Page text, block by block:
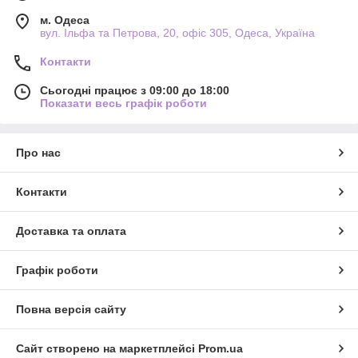
підтримувати стабільну наявність ходових позицій,
збільшувати середній чек та формувати комплексні
елементами.
Брошкіна», ви отримуєте ліквідний товар з високою
оборотністю та потенціалом стабільного продажу на
м. Одеса
вул. Ільфа та Петрова, 20, офіс 305, Одеса, Україна
Контакти
Сьогодні працює з 09:00 до 18:00
Показати весь графік роботи
Про нас
Контакти
Доставка та оплата
Графік роботи
Повна версія сайту
Сайт створено на маркетплейсі Prom.ua